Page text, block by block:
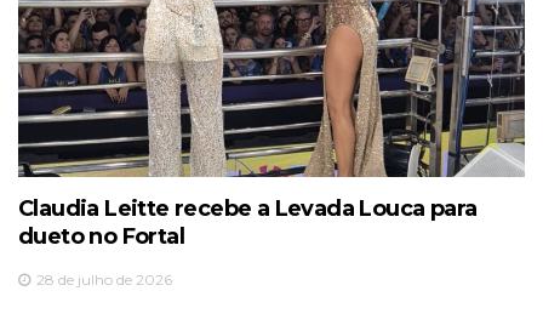
Claudia Leitte recebe a Levada Louca para
dueto no Fortal
28 de julho de 2026